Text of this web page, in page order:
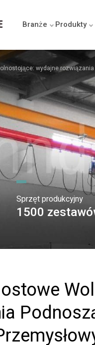
Branże Produkty
wydajne
Sprzęt produkcyjny
1500